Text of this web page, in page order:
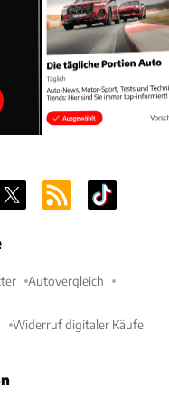
Autovergleich
Widerruf digitaler Käufe